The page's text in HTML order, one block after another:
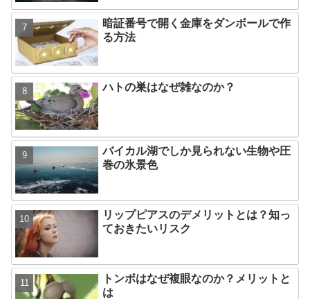
暗証番号で開く金庫をダンボールで作
る方法
ハトの巣はなぜ雑なのか？
バイカル湖でしか見られない生物や圧
巻の氷景色
リップピアスのデメリットとは？知っ
ておきたいリスク
トンボはなぜ複眼なのか？メリットと
は